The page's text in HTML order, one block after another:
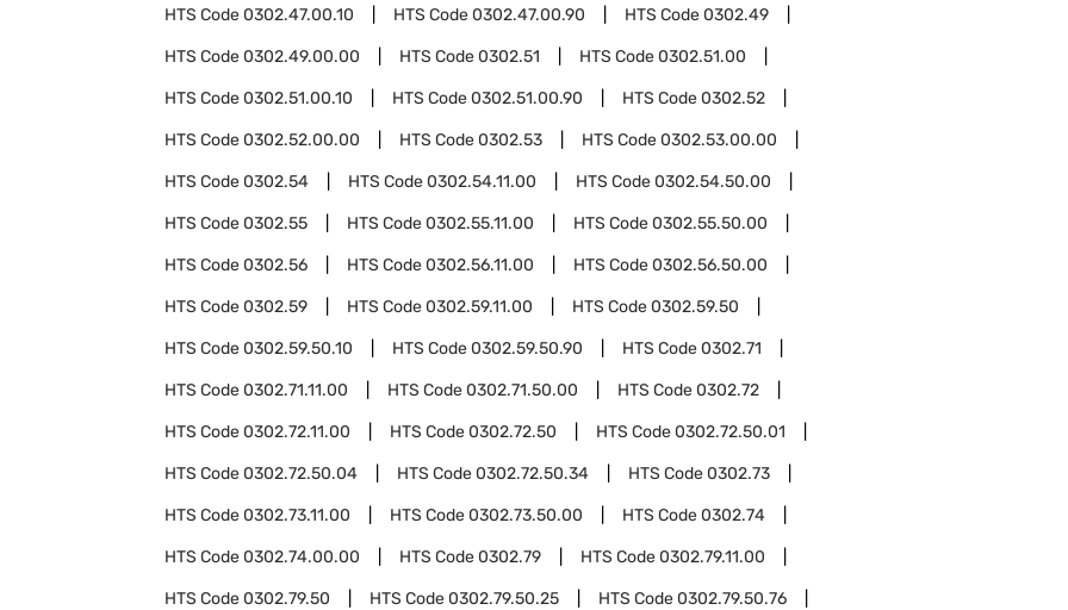
HTS Code0302.47.00.10 HTS Code0302.47.00.90 HTS Code0302.49
HTS Code0302.49.00.00 HTS Code0302.51 HTS Code0302.51.00
HTS Code0302.51.00.10 HTS Code0302.51.00.90 HTS Code0302.52
HTS Code0302.52.00.00 HTS Code0302.53 HTS Code0302.53.00.00
HTS Code0302.54 HTS Code0302.54.11.00 HTS Code0302.54.50.00
HTS Code0302.55 HTS Code0302.55.11.00 HTS Code0302.55.50.00
HTS Code0302.56 HTS Code0302.56.11.00 HTS Code0302.56.50.00
HTS Code0302.59 HTS Code0302.59.11.00 HTS Code0302.59.50
HTS Code0302.59.50.10 HTS Code0302.59.50.90 HTS Code0302.71
HTS Code0302.71.11.00 HTS Code0302.71.50.00 HTS Code0302.72
HTS Code0302.72.11.00 HTS Code0302.72.50 HTS Code0302.72.50.01
HTS Code0302.72.50.04 HTS Code0302.72.50.34 HTS Code0302.73
HTS Code0302.73.11.00 HTS Code0302.73.50.00 HTS Code0302.74
HTS Code0302.74.00.00 HTS Code0302.79 HTS Code0302.79.11.00
HTS Code0302.79.50 HTS Code0302.79.50.25 HTS Code0302.79.50.76